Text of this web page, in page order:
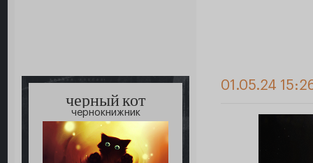
черный кот
чернокнижник
01.05.24